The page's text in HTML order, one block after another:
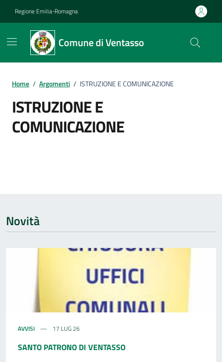
Regione Emilia-Romagna
Comune di Ventasso
Home / Argomenti / ISTRUZIONE E COMUNICAZIONE
ISTRUZIONE E
COMUNICAZIONE
Novità
AVVISI 17 LUG 26
SANTO PATRONO DI VENTASSO